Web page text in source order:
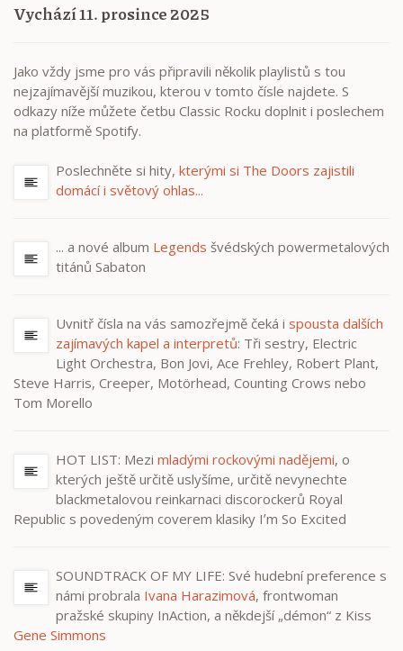
Vychází 11. prosince 2025
Jako vždy jsme pro vás připravili několik playlistů s tou
nejzajímavější muzikou, kterou v tomto čísle najdete. S
odkazy níže můžete četbu Classic Rocku doplnit i poslechem
na platformě Spotify.
Poslechněte si hity, kterými si The Doors zajistili
domácí i světový ohlas...
... a nové album Legends švédských powermetalových
titánů Sabaton
Uvnitř čísla na vás samozřejmě čeká i spousta dalších
zajímavých kapel a interpretů: Tři sestry, Electric
Light Orchestra, Bon Jovi, Ace Frehley, Robert Plant,
Steve Harris, Creeper, Motörhead, Counting Crows nebo
Tom Morello
HOT LIST: Mezi mladými rockovými nadějemi, o
kterých ještě určitě uslyšíme, určitě nevynechte
blackmetalovou reinkarnaci discorockerů Royal
Republic s povedeným coverem klasiky Iʼm So Excited
SOUNDTRACK OF MY LIFE: Své hudební preference s
námi probrala Ivana Harazimová, frontwoman
pražské skupiny InAction, a někdejší „démon“ z Kiss
Gene Simmons